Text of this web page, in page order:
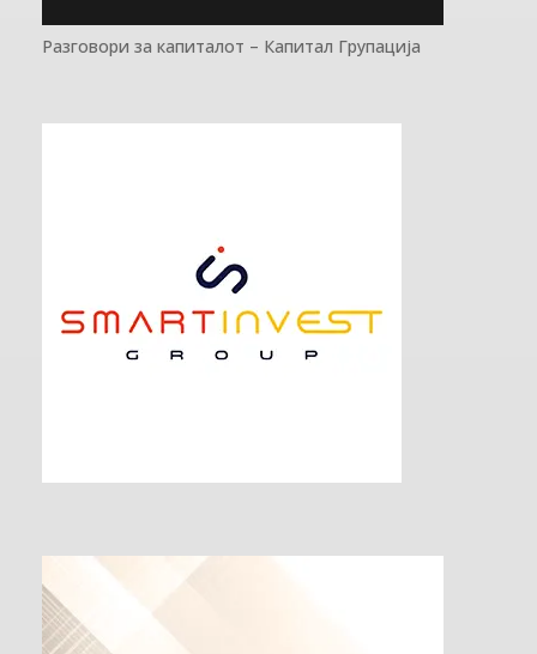
Разговори за капиталот – Капитал Групација